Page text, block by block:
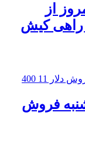
از
راهی کیش
فروش